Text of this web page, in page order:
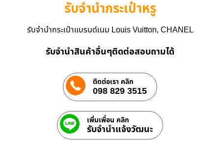
รับจำนำกระเป๋าหรู
รับจำนำกระเป๋าแบรนด์เนม Louis Vuitton, CHANEL
รับจำนำสินค้าอื่นๆติดต่อสอบถามได้
ติดต่อเรา คลิก
098 829 3515
เพิ่มเพื่อน คลิก
รับจํานําแจ้งวัฒนะ